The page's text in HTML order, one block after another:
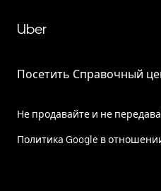
Uber
Посетить Справочный
Не продавайте и не
Политика Google в